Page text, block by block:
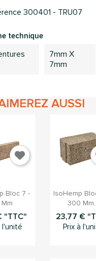
300401 - TRU07
technique
7mm X
7mm
AUSSI
rapide
Bloc 7 -
"TTC"
l'unité
Aperçu
IsoHemp
300
23,77 €
Prix à